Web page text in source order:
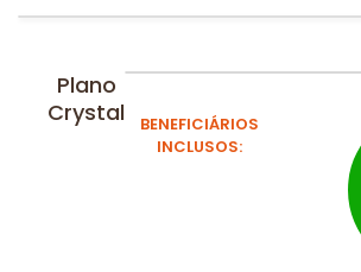
Plano
Crystal
BENEFICIÁRIOS
INCLUSOS: